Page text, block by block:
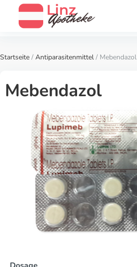
Startseite / Antiparasitenmittel / Mebendazol
Mebendazol